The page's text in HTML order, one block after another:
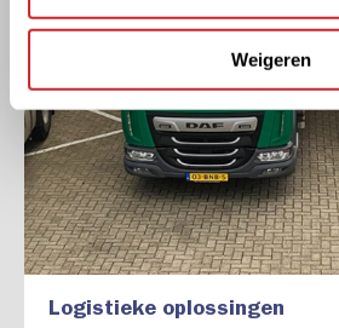
Weigeren
Logistieke oplossingen